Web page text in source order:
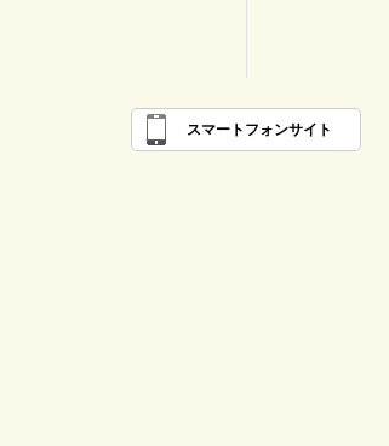
スマートフォンサイト